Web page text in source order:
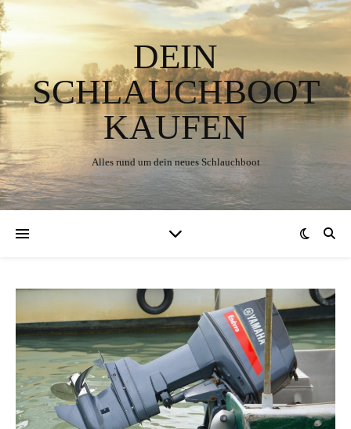
DEIN
SCHLAUCHBOOT
KAUFEN
Alles rund um dein neues Schlauchboot